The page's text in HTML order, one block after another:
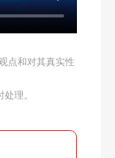
点和对其真实性
理。